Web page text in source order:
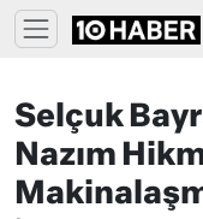
Selçuk
Nazım